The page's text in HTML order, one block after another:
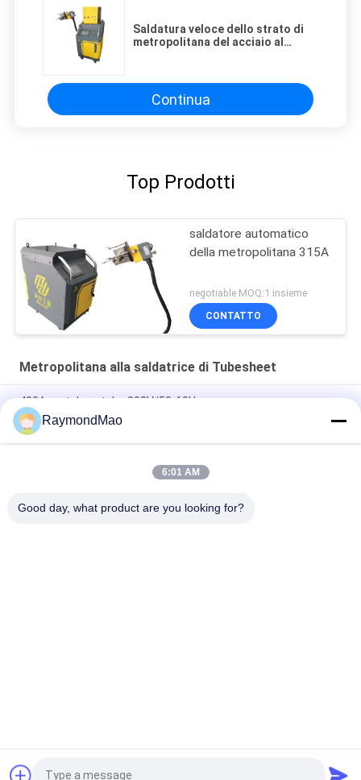
Saldatura veloce dello strato di
metropolitana del acciaio al
Continua
Top Prodotti
saldatore automatico
della metropolitana 315A
negotiable MOQ:1 insieme
CONTATTO
Metropolitana alla saldatrice di Tubesheet
400Amp tubo a tubo 200V/50-60Hz
Macchina di saldatura automatica di fogli da tubo a tubo 0-
360° angolo di saldatura 6-114mm diametro di saldatura
Saldatura automatica da tubo a foglio di tubo 200V/50-60Hz
RaymondMao
6:01 AM
Good day, what product are you looking for?